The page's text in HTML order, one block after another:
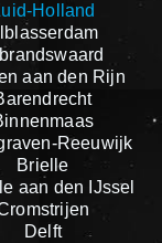
Holland
aan den Rijn
Reeuwijk
Brielle
aan den IJssel
Delft